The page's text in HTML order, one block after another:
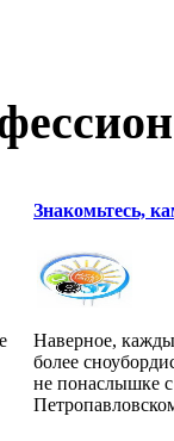
Знакомьтесь,
Наверное,
более
не понаслышке